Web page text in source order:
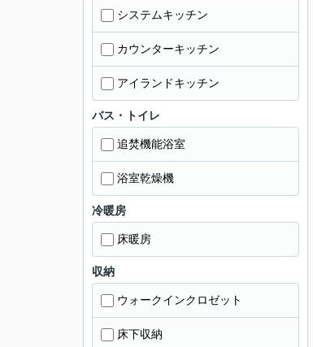
システムキッチン
カウンターキッチン
アイランドキッチン
バス・トイレ
追焚機能浴室
浴室乾燥機
冷暖房
床暖房
収納
ウォークインクロゼット
床下収納